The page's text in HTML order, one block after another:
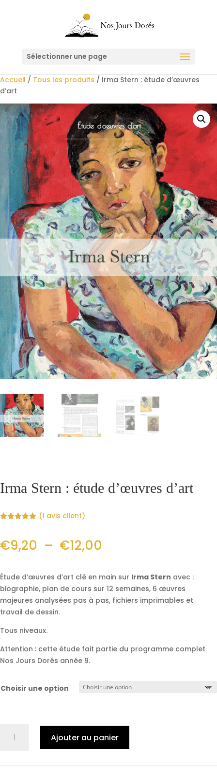
Sélectionner une page
Accueil / Tous les produits / Irma Stern : étude d’œuvres
d’art
Irma Stern : étude d’œuvres d’art
basé sur
notation
(1 avis client)
€9,20 – €12,00
prix :
€12,00
Étude d’œuvres d’art clé en main sur Irma Stern avec :
biographie, plan de cours sur 12 semaines, 6 œuvres
majeures analysées pas à pas, fichiers imprimables et
travail de dessin.
Tous niveaux.
Attention : cette étude fait partie du programme complet
Nos Jours Dorés année 9.
Choisir une option
Ajouter au panier